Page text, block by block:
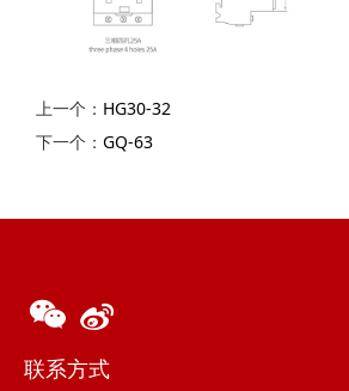
上一个： HG30-32
下一个： GQ-63
联系方式